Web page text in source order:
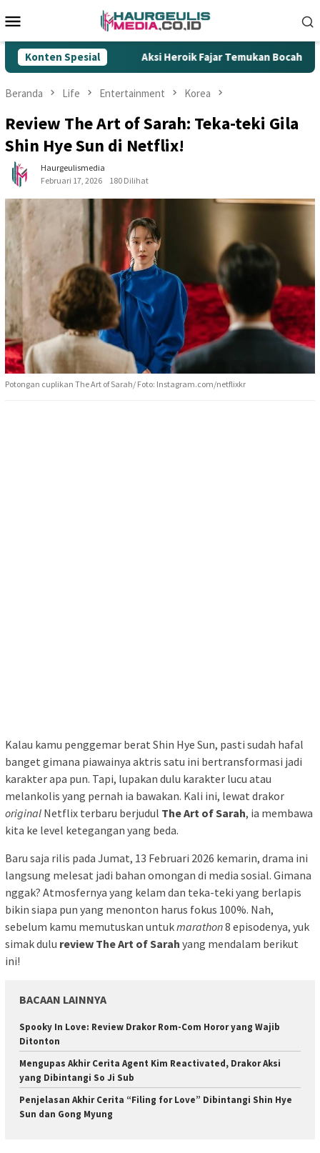
ke
Mobile
Konten Spesial
Ilegal Aksi Heroik Fajar Temukan Bocah Tenggelam di
Beranda Life Entertainment Korea
Review The Art of Sarah: Teka-teki Gila
Shin Hye Sun di Netflix!
Haurgeulismedia
Februari 17, 2026
180 Dilihat
Potongan cuplikan The Art of Sarah/ Foto: Instagram.com/netflixkr
Kalau kamu penggemar berat Shin Hye Sun, pasti sudah hafal
banget gimana piawainya aktris satu ini bertransformasi jadi
karakter apa pun. Tapi, lupakan dulu karakter lucu atau
melankolis yang pernah ia bawakan. Kali ini, lewat drakor
original Netflix terbaru berjudul The Art of Sarah, ia membawa
kita ke level ketegangan yang beda.
Baru saja rilis pada Jumat, 13 Februari 2026 kemarin, drama ini
langsung melesat jadi bahan omongan di media sosial. Gimana
nggak? Atmosfernya yang kelam dan teka-teki yang berlapis
bikin siapa pun yang menonton harus fokus 100%. Nah,
sebelum kamu memutuskan untukmarathon8 episodenya, yuk
simak dulu review The Art of Sarah yang mendalam berikut
ini!
BACAAN LAINNYA
Spooky In Love: Review Drakor Rom-Com Horor yang Wajib
Ditonton
Mengupas Akhir Cerita Agent Kim Reactivated, Drakor Aksi
yang Dibintangi So Ji Sub
Penjelasan Akhir Cerita “Filing for Love” Dibintangi Shin Hye
Sun dan Gong Myung